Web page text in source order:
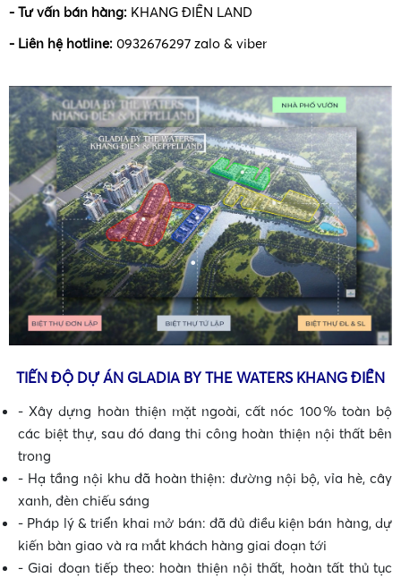
•
•
•
- Tư vấn bán hàng: KHANG ĐIỀN LAND
- Liên hệ hotline: 0932676297 zalo & viber
TIẾN ĐỘ DỰ ÁN GLADIA BY THE WATERS KHANG ĐIỀN
- Xây dựng hoàn thiện mặt ngoài, cất nóc 100 % toàn bộ
các biệt thự, sau đó đang thi công hoàn thiện nội thất bên
trong
- Hạ tầng nội khu đã hoàn thiện: đường nội bộ, vỉa hè, cây
xanh, đèn chiếu sáng
- Pháp lý & triển khai mở bán: đã đủ điều kiện bán hàng, dự
kiến bàn giao và ra mắt khách hàng giai đoạn tới
- Giai đoạn tiếp theo: hoàn thiện nội thất, hoàn tất thủ tục